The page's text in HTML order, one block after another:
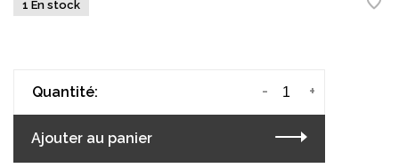
1 En stock
Quantité: +
-
Ajouter au panier